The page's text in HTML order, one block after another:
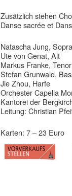
Zusätzlich stehen
Danse sacrée et
Natascha Jung,
Ute von Genat, Alt
Markus Franke, Tenor
Stefan Grunwald,
Jie Zhou, Harfe
Orchester Capella
Kantorei der
Leitung: Christian
Karten: 7 – 23 Euro